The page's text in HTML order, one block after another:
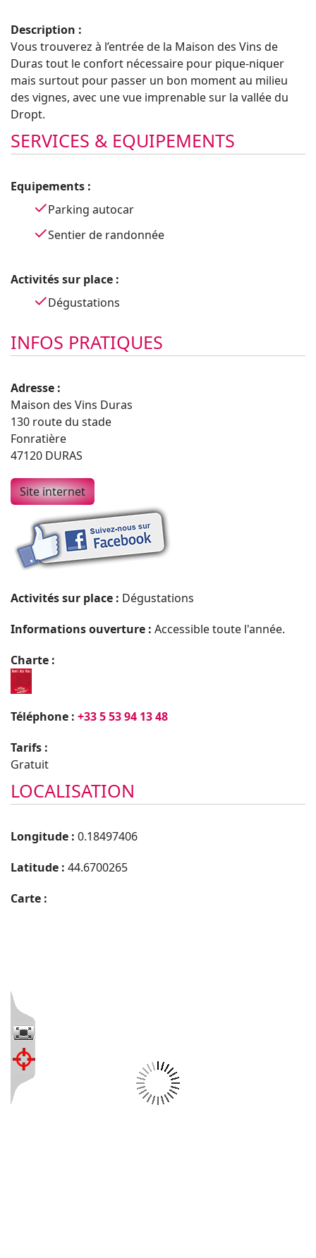
Description :
Vous trouverez à l’entrée de la Maison des Vins de
Duras tout le confort nécessaire pour pique-niquer
mais surtout pour passer un bon moment au milieu
des vignes, avec une vue imprenable sur la vallée du
Dropt.
SERVICES & EQUIPEMENTS
Equipements :
Parking autocar
Sentier de randonnée
Activités sur place :
Dégustations
INFOS PRATIQUES
Adresse :
Maison des Vins Duras
130 route du stade
Fonratière
47120 DURAS
Site internet
Activités sur place : Dégustations
Informations ouverture : Accessible toute l'année.
Charte :
Téléphone : +33 5 53 94 13 48
Tarifs :
Gratuit
LOCALISATION
Longitude : 0.18497406
Latitude : 44.6700265
Carte :